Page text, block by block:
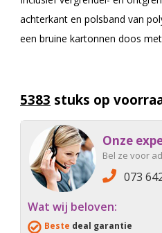
achterkant en polsband van
een bruine kartonnen doos
5383 stuks op
Onze
Bel ze voor
073
Wat wij beloven:
Beste deal garantie